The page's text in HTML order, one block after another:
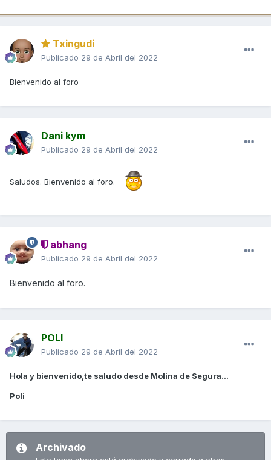
Txingudi
Publicado 29 de Abril del 2022
Bienvenido al foro
Dani kym
Publicado 29 de Abril del 2022
Saludos. Bienvenido al foro.
abhang
Publicado 29 de Abril del 2022
Bienvenido al foro.
POLI
Publicado 29 de Abril del 2022
Hola y bienvenido,te saludo desde Molina de Segura...
Poli
Archivado